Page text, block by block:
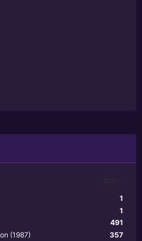
1
1
491
357
(1987)